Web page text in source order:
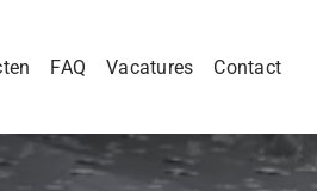
FAQ Vacatures Contact